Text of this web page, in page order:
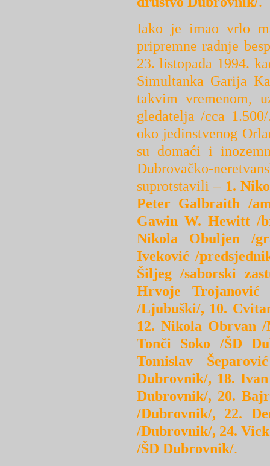
Iako je imao vrlo
pripremne radnje
23. listopada 1994.
Simultanka Garija
takvim vremenom,
gledatelja /cca
oko jedinstvenog
su domaći i
Dubrovačko-
suprotstavili – 1.
Peter Galbraith /
Gawin W. Hewitt /
Nikola Obuljen /
Iveković /
Šiljeg /saborski
Hrvoje
/Ljubuški/, 10.
12. Nikola Obrvan
Tonči Soko /ŠD
Tomislav
Dubrovnik/, 18.
Dubrovnik/, 20.
/Dubrovnik/, 22.
/Dubrovnik/, 24.
/ŠD Dubrovnik/.